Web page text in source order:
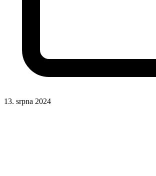
13. srpna 2024